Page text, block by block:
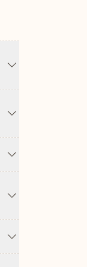
Flèche vers le
Flèche vers le